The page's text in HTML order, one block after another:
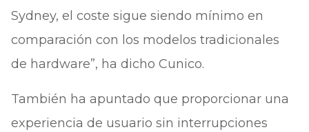
Sydney, el coste sigue siendo mínimo en
comparación con los modelos tradicionales
de hardware”, ha dicho Cunico.
También ha apuntado que proporcionar una
experiencia de usuario sin interrupciones